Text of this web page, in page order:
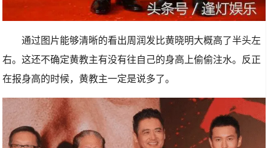
通过图片能够清晰的看出周润发比黄晓明大概高了半头左
右。这还不确定黄教主有没有往自己的身高上偷偷注水。反正
在报身高的时候，黄教主一定是说多了。